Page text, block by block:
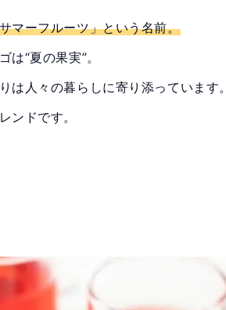
マーフルーツ」という名前。
“夏の果実”。
は人々の暮らしに寄り添っています
ンドです。